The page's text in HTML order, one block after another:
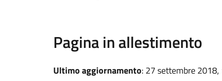
Pagina in allestimento
Ultimo aggiornamento: 27 settembre 2018,